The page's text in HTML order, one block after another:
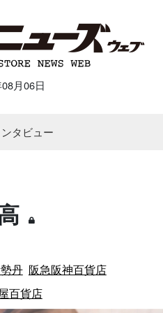
月06日
タビュー
丹 阪急阪神百貨店
百貨店